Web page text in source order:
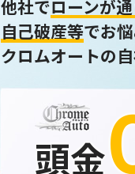
他社でローンが通
自己破産等でお
クロムオートの
頭金